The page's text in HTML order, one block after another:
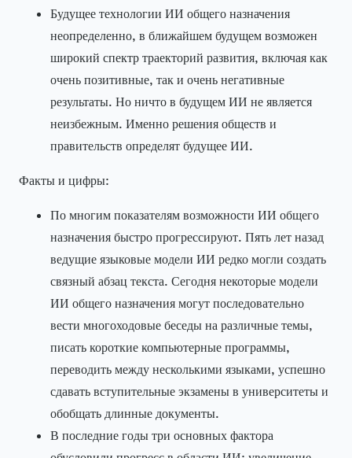
Будущее технологии ИИ общего назначения
неопределенно, в ближайшем будущем возможен
широкий спектр траекторий развития, включая как
очень позитивные, так и очень негативные
результаты. Но ничто в будущем ИИ не является
неизбежным. Именно решения обществ и
правительств определят будущее ИИ.
Факты и цифры:
По многим показателям возможности ИИ общего
назначения быстро прогрессируют. Пять лет назад
ведущие языковые модели ИИ редко могли создать
связный абзац текста. Сегодня некоторые модели
ИИ общего назначения могут последовательно
вести многоходовые беседы на различные темы,
писать короткие компьютерные программы,
переводить между несколькими языками, успешно
сдавать вступительные экзамены в университеты и
обобщать длинные документы.
В последние годы три основных фактора